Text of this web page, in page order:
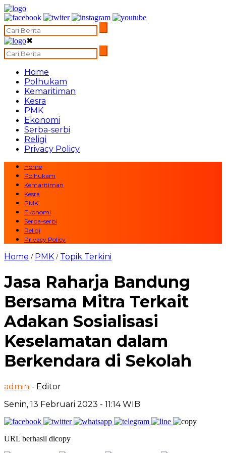
✖
Home
Polhukam
Kemaritiman
Kesra
PMK
Ekonomi
Serba-serbi
Religi
Privacy Policy
Home
Polhukam
Kemaritiman
Kesra
PMK
Ekonomi
Serba-serbi
Religi
Privacy Policy
Home / PMK / Topik Terkini
Jasa Raharja Bandung
Bersama Mitra Terkait
Adakan Sosialisasi
Keselamatan dalam
Berkendara di Sekolah
admin - Editor
Senin, 13 Februari 2023 - 11:14 WIB
URL berhasil dicopy